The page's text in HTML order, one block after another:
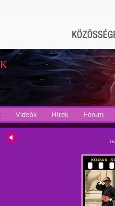
Videók Hírek Fórum